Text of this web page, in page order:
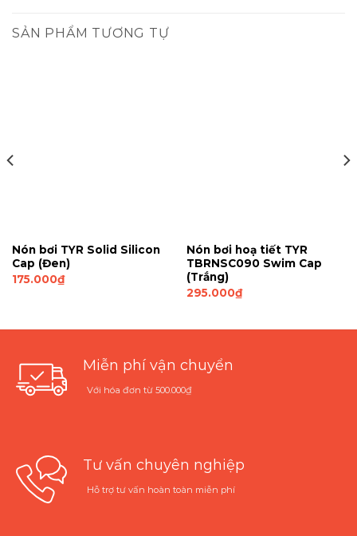
SẢN PHẨM TƯƠNG TỰ
Nón bơi TYR Solid Silicon
Cap (Đen)
175.000₫
Nón bơi hoạ tiết TYR
TBRNSC090 Swim Cap
(Trắng)
295.000₫
Miễn phí vận chuyển
Với hóa đơn từ 500.000₫
Tư vấn chuyên nghiệp
Hỗ trợ tư vấn hoàn toàn miễn phí